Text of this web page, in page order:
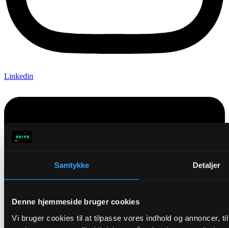
Samtykke Detaljer
Denne hjemmeside bruger cookies
Vi bruger cookies til at tilpasse vores indhold og annoncer,
Linkedin